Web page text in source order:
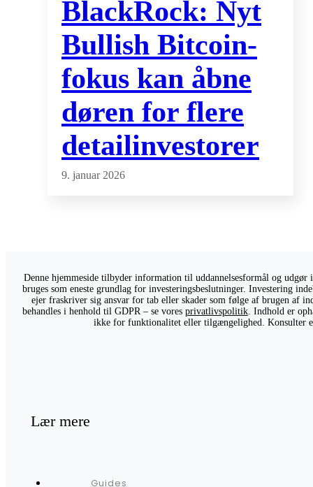
BlackRock: Nyt
Bullish Bitcoin-
fokus kan åbne
døren for flere
detailinvestorer
9. januar 2026
Denne hjemmeside tilbyder information til uddannelsesformål og
bruges som eneste grundlag for investeringsbeslutninger. Investering
ejer fraskriver sig ansvar for tab eller skader som følge af brugen af
behandles i henhold til GDPR – se vores privatlivspolitik. Indhold er
ikke for funktionalitet eller tilgængelighed. Konsulter
Lær mere
Guides